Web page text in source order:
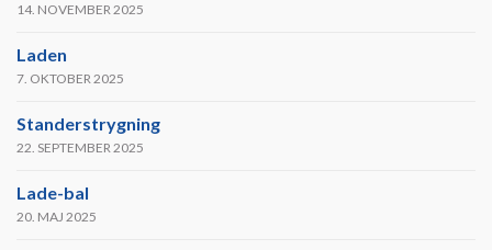
14. NOVEMBER 2025
Laden
7. OKTOBER 2025
Standerstrygning
22. SEPTEMBER 2025
Lade-bal
20. MAJ 2025